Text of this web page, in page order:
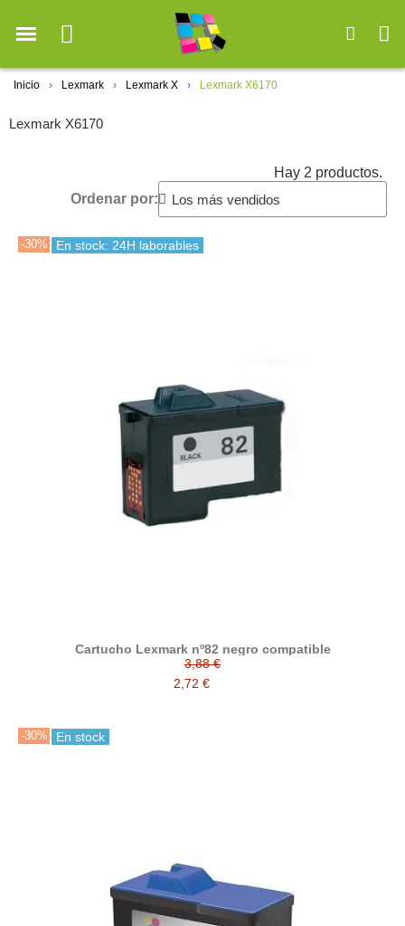
Inicio Lexmark Lexmark X Lexmark X6170
Lexmark X6170
Hay 2 productos.
Ordenar por:
-30% En stock: 24H laborables
Cartucho Lexmark nº82 negro compatible
3,88 €
2,72 €
-30% En stock